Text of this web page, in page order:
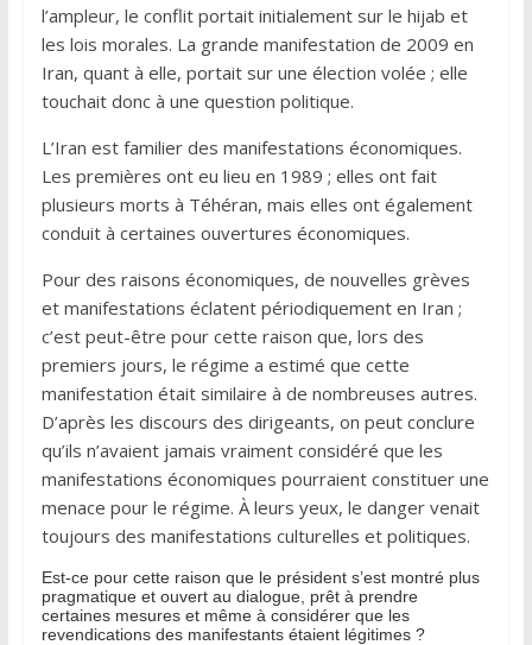
l’ampleur, le conflit portait initialement sur le hijab et
les lois morales. La grande manifestation de 2009 en
Iran, quant à elle, portait sur une élection volée ; elle
touchait donc à une question politique.
L’Iran est familier des manifestations économiques.
Les premières ont eu lieu en 1989 ; elles ont fait
plusieurs morts à Téhéran, mais elles ont également
conduit à certaines ouvertures économiques.
Pour des raisons économiques, de nouvelles grèves
et manifestations éclatent périodiquement en Iran ;
c’est peut-être pour cette raison que, lors des
premiers jours, le régime a estimé que cette
manifestation était similaire à de nombreuses autres.
D’après les discours des dirigeants, on peut conclure
qu’ils n’avaient jamais vraiment considéré que les
manifestations économiques pourraient constituer une
menace pour le régime. À leurs yeux, le danger venait
toujours des manifestations culturelles et politiques.
Est-ce pour cette raison que le président s’est montré plus
pragmatique et ouvert au dialogue, prêt à prendre
certaines mesures et même à considérer que les
revendications des manifestants étaient légitimes ?